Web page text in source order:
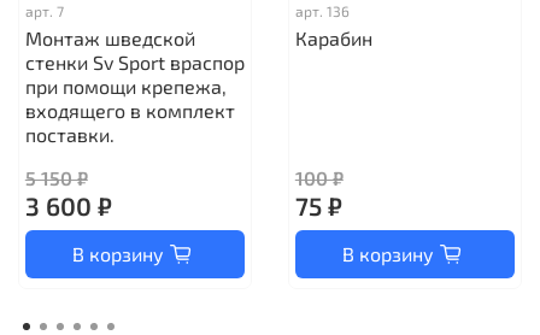
арт. 7
Монтаж шведской
стенки Sv Sport враспор
при помощи крепежа,
входящего в комплект
поставки.
5 150 ₽
3 600 ₽
В корзину
арт. 136
Карабин
100 ₽
75 ₽
В корзину